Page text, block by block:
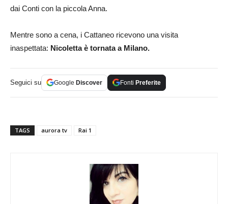
dai Conti con la piccola Anna.
Mentre sono a cena, i Cattaneo ricevono una visita
inaspettata: Nicoletta è tornata a Milano.
Seguici su Google Discover Fonti Preferite
TAGS aurora tv Rai 1